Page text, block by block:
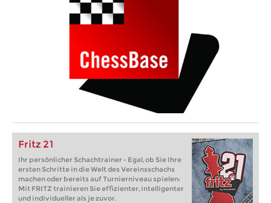
Fritz 21
Ihr persönlicher Schachtrainer - Egal, ob Sie Ihre
ersten Schritte in die Welt des Vereinsschachs
machen oder bereits auf Turnierniveau spielen:
Mit FRITZ trainieren Sie effizienter, intelligenter
und individueller als je zuvor.